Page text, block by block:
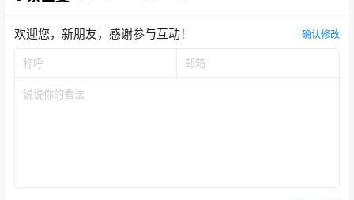
欢迎您，新朋友，感谢参与互动！ 确认修改